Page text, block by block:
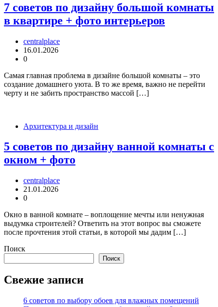
7 советов по дизайну большой комнаты
в квартире + фото интерьеров
centralplace
16.01.2026
0
Самая главная проблема в дизайне большой комнаты – это
создание домашнего уюта. В то же время, важно не перейти
черту и не забить пространство массой […]
Архитектура и дизайн
5 советов по дизайну ванной комнаты с
окном + фото
centralplace
21.01.2026
0
Окно в ванной комнате – воплощение мечты или ненужная
выдумка строителей? Ответить на этот вопрос вы сможете
после прочтения этой статьи, в которой мы дадим […]
Поиск
Поиск
Свежие записи
6 советов по выбору обоев для влажных помещений